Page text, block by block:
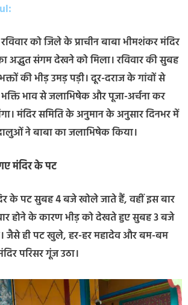
को जिले के प्राचीन बाबा भीमशंकर मंदिर
अद्भुत संगम देखने को मिला। रविवार की सुबह
की भीड़ उमड़ पड़ी। दूर-दराज के गांवों से
भाव से जलाभिषेक और पूजा-अर्चना कर
मंदिर समिति के अनुमान के अनुसार दिनभर में
ने बाबा का जलाभिषेक किया।
मंदिर के पट
के पट सुबह 4 बजे खोले जाते हैं, वहीं इस बार
होने के कारण भीड़ को देखते हुए सुबह 3 बजे
जैसे ही पट खुले, हर-हर महादेव और बम-बम
परिसर गूंज उठा।